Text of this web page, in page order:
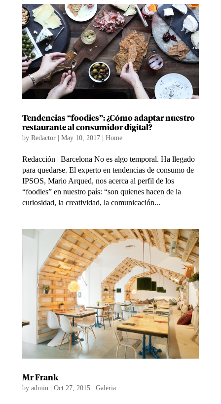
Tendencias “foodies”: ¿Cómo adaptar nuestro
restaurante al consumidor digital?
by Redactor| May 10, 2017| Home
Redacción | Barcelona No es algo temporal. Ha llegado
para quedarse. El experto en tendencias de consumo de
IPSOS, Mario Arqued, nos acerca al perfil de los
“foodies” en nuestro país: “son quienes hacen de la
curiosidad, la creatividad, la comunicación...
Mr Frank
by admin Oct 27, 2015| Galeria